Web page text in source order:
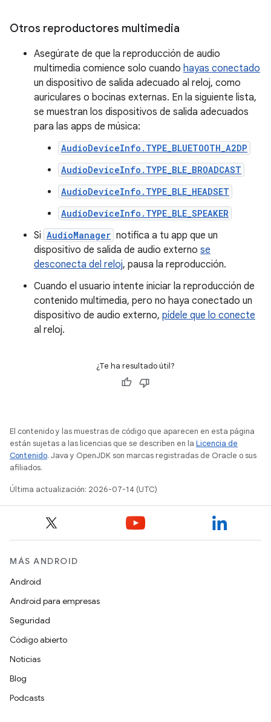
Otros reproductores multimedia
Asegúrate de que la reproducción de audio
multimedia comience solo cuando hayas conectado
un dispositivo de salida adecuado al reloj, como
auriculares o bocinas externas. En la siguiente lista,
se muestran los dispositivos de salida adecuados
para las apps de música:
AudioDeviceInfo.TYPE_BLUETOOTH_A2DP
AudioDeviceInfo.TYPE_BLE_BROADCAST
AudioDeviceInfo.TYPE_BLE_HEADSET
AudioDeviceInfo.TYPE_BLE_SPEAKER
Si AudioManager notifica a tu app que un
dispositivo de salida de audio externo se
desconecta del reloj, pausa la reproducción.
Cuando el usuario intente iniciar la reproducción de
contenido multimedia, pero no haya conectado un
dispositivo de audio externo, pídele que lo conecte
al reloj.
¿Te ha resultado útil?
El contenido y las muestras de código que aparecen en esta página
están sujetas a las licencias que se describen en la Licencia de
Contenido. Java y OpenJDK son marcas registradas de Oracle o sus
afiliados.
Última actualización: 2026-07-14 (UTC)
MÁS ANDROID
Android
Android para empresas
Seguridad
Código abierto
Noticias
Blog
Podcasts